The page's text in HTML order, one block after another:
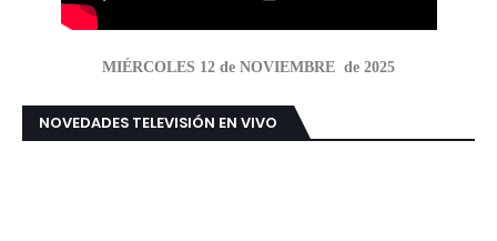
MIÉRCOLES 12 de NOVIEMBRE de 2025
NOVEDADES TELEVISIÓN EN VIVO